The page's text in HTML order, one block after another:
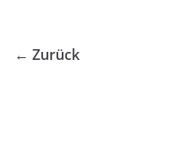
← Zurück